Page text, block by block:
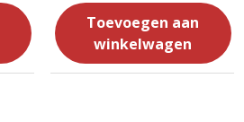
Toevoegen aan
winkelwagen